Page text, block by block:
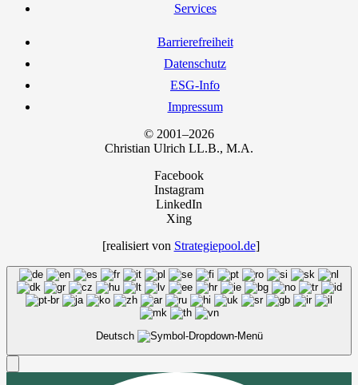
Ser­vices
Bar­rie­re­frei­heit
Daten­schutz
ESG-Info
Impres­sum
© 2001–2026
Chris­ti­an Ulrich LL.B., M.A.
Facebook
Instagram
LinkedIn
Xing
[rea­li­siert von Strategiepool.de]
Deutsch